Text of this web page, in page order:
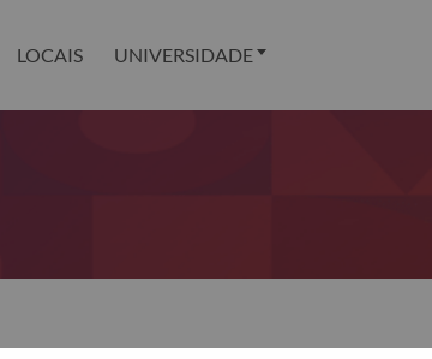
LOCAIS UNIVERSIDADE